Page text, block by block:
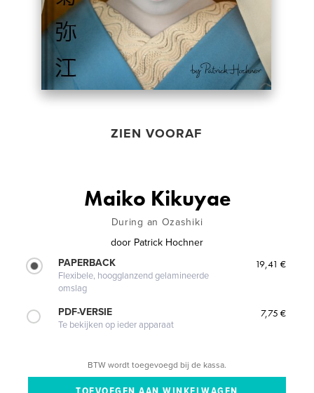
ZIEN VOORAF
Maiko Kikuyae
During an Ozashiki
door Patrick Hochner
PAPERBACK
Flexibele, hoogglanzend gelamineerde
omslag
19,41 €
PDF-VERSIE
Te bekijken op ieder apparaat
7,75 €
BTW wordt toegevoegd bij de kassa.